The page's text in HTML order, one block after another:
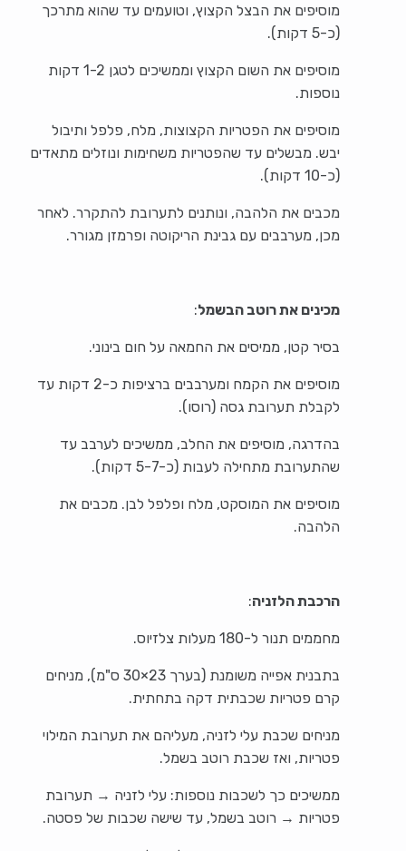
מוסיפים את הבצל הקצוץ, וטועמים עד שהוא מתרכך
(כ-5 דקות).
מוסיפים את השום הקצוץ וממשיכים לטגן 1-2 דקות
נוספות.
מוסיפים את הפטריות הקצוצות, מלח, פלפל ותיבול
יבש. מבשלים עד שהפטריות משחימות ונוזלים מתאדים
(כ-10 דקות).
מכבים את הלהבה, ונותנים לתערובת להתקרר. לאחר
מכן, מערבבים עם גבינת הריקוטה ופרמזן מגורר.
מכינים את רוטב הבשמל:
בסיר קטן, ממיסים את החמאה על חום בינוני.
מוסיפים את הקמח ומערבבים ברציפות כ-2 דקות עד
לקבלת תערובת גסה (רוסו).
בהדרגה, מוסיפים את החלב, ממשיכים לערבב עד
שהתערובת מתחילה לעבות (כ-5-7 דקות).
מוסיפים את המוסקט, מלח ופלפל לבן. מכבים את
הלהבה.
הרכבת הלזניה:
מחממים תנור ל-180 מעלות צלזיוס.
בתבנית אפייה משומנת (בערך 23×30 ס"מ), מניחים
קרם פטריות שכבתית דקה בתחתית.
מניחים שכבת עלי לזניה, מעליהם את תערובת המילוי
פטריות, ואז שכבת רוטב בשמל.
ממשיכים כך לשכבות נוספות: עלי לזניה → תערובת
פטריות → רוטב בשמל, עד שישה שכבות של פסטה.